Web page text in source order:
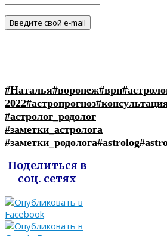
#Наталья#воронеж#врн
2022#астропрогноз
#астролог_родолог
#заметки_астролога
#заметки_родолога#astrolog
Поделиться в
соц. сетях